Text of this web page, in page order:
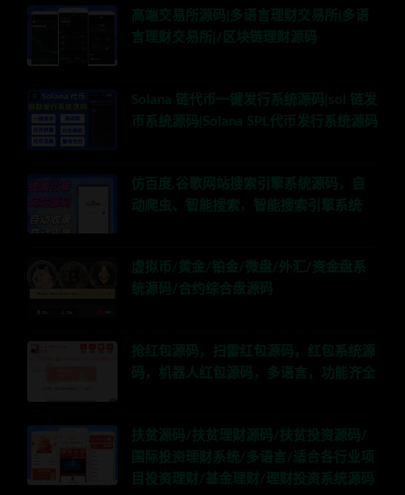
高端交易所源码|多语言理财交易所|多语
言理财交易所|/区块链理财源码
Solana 链代币一键发行系统源码|sol 链发
币系统源码|Solana SPL代币发行系统源码
仿百度,谷歌网站搜索引擎系统源码，自
动爬虫、智能搜索，智能搜索引擎系统
虚拟币/黄金/铂金/微盘/外汇/资金盘系
统源码/合约综合盘源码
抢红包源码，扫雷红包源码，红包系统源
码，机器人红包源码，多语言，功能齐全
扶贫源码/扶贫理财源码/扶贫投资源码/
国际投资理财系统/多语言/适合各行业项
目投资理财/基金理财/理财投资系统源码